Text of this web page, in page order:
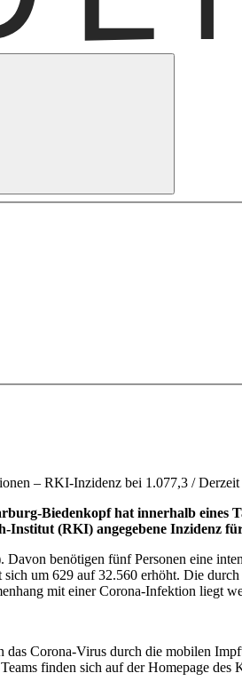
– RKI-Inzidenz bei 1.077,3 /
Biedenkopf hat innerhalb eines
(RKI) angegebene Inzidenz
benötigen fünf Personen eine
um 629 auf 32.560 erhöht. Die
mit einer Corona-Infektion liegt
Corona-Virus durch die mobilen
finden sich auf der Homepage des